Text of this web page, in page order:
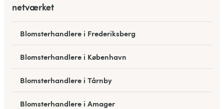
netværket
Blomsterhandlere i Frederiksberg
Blomsterhandlere i København
Blomsterhandlere i Tårnby
Blomsterhandlere i Amager